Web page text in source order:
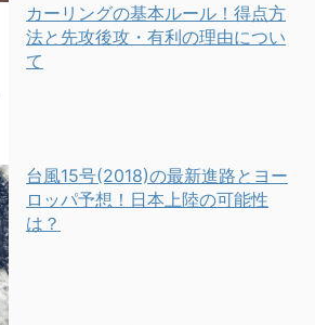
カーリングの基本ルール！得点方
法と先攻後攻・有利の理由につい
て
台風15号(2018)の最新進路とヨー
ロッパ予想！日本上陸の可能性
は？